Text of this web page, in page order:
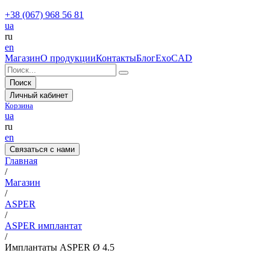
+38 (067) 968 56 81
ua
ru
en
МагазинО продукцииКонтактыБлогExoCAD
Поиск
Личный кабинет
Корзина
ua
ru
en
Связаться с нами
Главная
/
Магазин
/
ASPER
/
ASPER имплантат
/
Имплантаты ASPER Ø 4.5